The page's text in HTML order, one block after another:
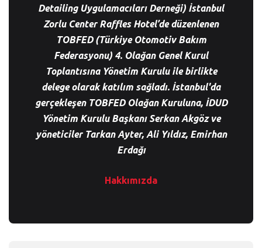
Detailing Uygulamacıları Derneği) İstanbul
Zorlu Center Raffles Hotel’de düzenlenen
TOBFED (Türkiye Otomotiv Bakım
Federasyonu) 4. Olağan Genel Kurul
Toplantısına Yönetim Kurulu ile birlikte
delege olarak katılım sağladı. İstanbul'da
gerçekleşen TOBFED Olağan Kuruluna, İDUD
Yönetim Kurulu Başkanı Serkan Akgöz ve
yöneticiler Tarkan Ayter, Ali Yıldız, Emirhan
Erdağı
Hakkımızda